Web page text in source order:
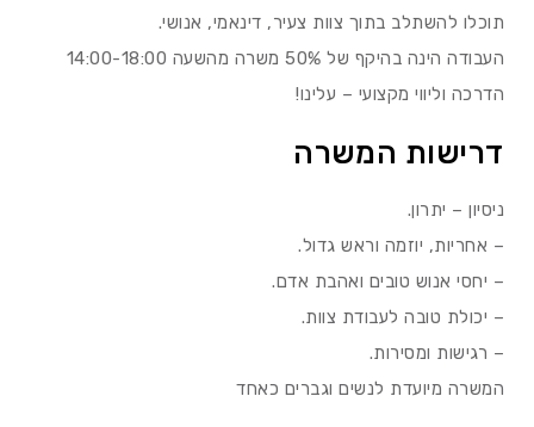
תוכלו להשתלב בתוך צוות צעיר, דינאמי, אנושי.
העבודה הינה בהיקף של 50% משרה מהשעה 14:00-18:00
הדרכה וליווי מקצועי – עלינו!
דרישות המשרה
ניסיון – יתרון.
– אחריות, יוזמה וראש גדול.
– יחסי אנוש טובים ואהבת אדם.
– יכולת טובה לעבודת צוות.
– רגישות ומסירות.
המשרה מיועדת לנשים וגברים כאחד